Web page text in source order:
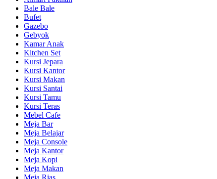
Bale Bale
Bufet
Gazebo
Gebyok
Kamar Anak
Kitchen Set
Kursi Jepara
Kursi Kantor
Kursi Makan
Kursi Santai
Kursi Tamu
Kursi Teras
Mebel Cafe
Meja Bar
Meja Belajar
Meja Console
Meja Kantor
Meja Kopi
Meja Makan